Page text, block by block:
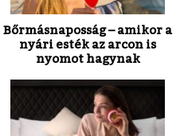
Bőrmásnaposság – amikor a
nyári esték az arcon is
nyomot hagynak